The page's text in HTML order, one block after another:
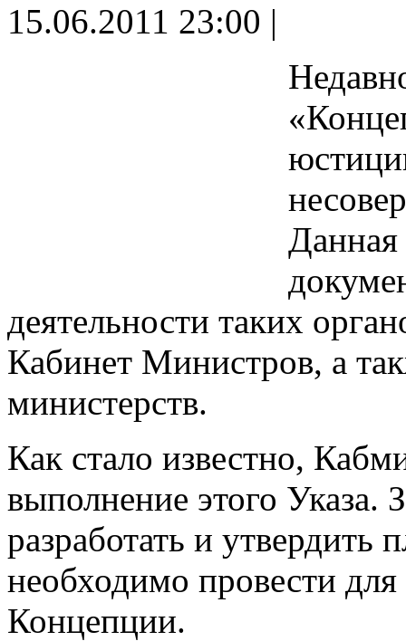
15.06.2011 23:00 |
Данная
деятельности таких
Кабинет Министров, а
министерств.
Как стало известно,
выполнение этого
разработать и утвердить
необходимо провести
Концепции.